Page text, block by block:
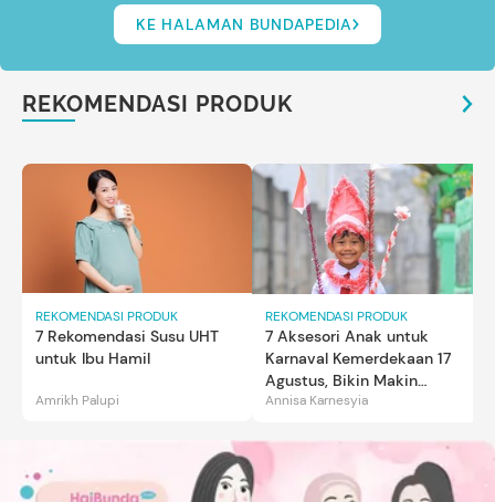
KE HALAMAN BUNDAPEDIA
REKOMENDASI PRODUK
REKOMENDASI PRODUK
7 Rekomendasi Susu UHT
untuk Ibu Hamil
Amrikh Palupi
REKOMENDASI PRODUK
7 Aksesori Anak untuk
Karnaval Kemerdekaan 17
Agustus, Bikin Makin
Gemas
Annisa Karnesyia